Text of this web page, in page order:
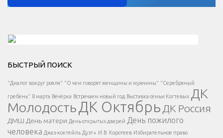
Есть вопрос?
Напишите нам
</span >
БЫСТРЫЙ ПОИСК
"Диалог вокруг рояля" "О чем говорят женщины и мужчины" "Серебряный
гребень" 8 марта Вечёрка Встречаем новый год Выставка семьи Когтевых ДК
МолодостьДК Октябрь ДК Россия
ДМШ День матери День открытых дверей День пожилого
человека Джаз-коктейль Дуэт+ И.В. Коротеев Избирательное право